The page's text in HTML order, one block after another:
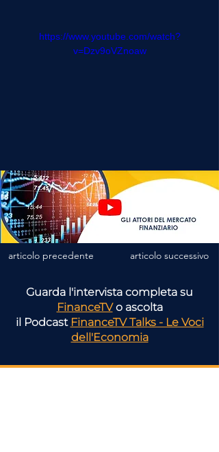
https://www.youtube.com/watch?
v=Dzv9oVZnoaw
articolo precedente articolo successivo
Guarda l'intervista completa su
FinanceTVo ascolta
il Podcast FinanceTV Talks - Le Voci
dell'Economia